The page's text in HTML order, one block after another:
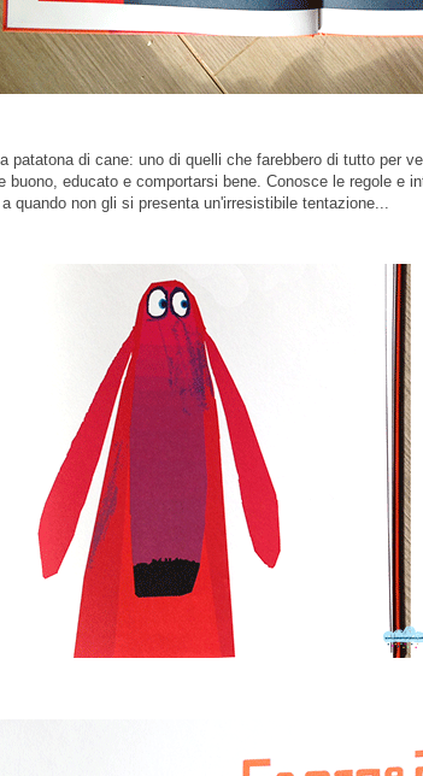
patatona di cane: uno di quelli che farebbero di tutto per
buono, educato e comportarsi bene. Conosce le regole e
quando non gli si presenta un'irresistibile tentazione...